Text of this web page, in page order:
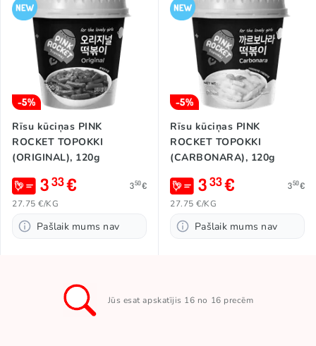
-5%
Rīsu kūciņas PINK
ROCKET TOPOKKI
(ORIGINAL), 120g
333€ 350€
27.75 €/KG
Pašlaik mums nav
-5%
Rīsu kūciņas PINK
ROCKET TOPOKKI
(CARBONARA), 120g
333€ 350€
27.75 €/KG
Pašlaik mums nav
Jūs esat apskatījis 16 no 16 precēm